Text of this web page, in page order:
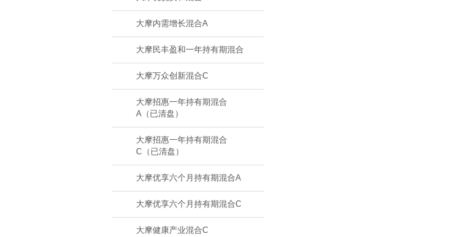
大摩内需增长混合A
大摩民丰盈和一年持有期混合
大摩万众创新混合C
大摩招惠一年持有期混合
A（已清盘）
大摩招惠一年持有期混合
C（已清盘）
大摩优享六个月持有期混合A
大摩优享六个月持有期混合C
大摩健康产业混合C